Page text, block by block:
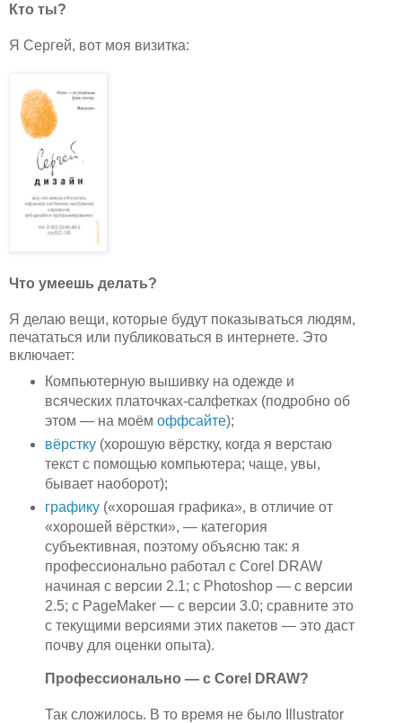
Кто ты?
Я Сергей, вот моя визитка:
Что умеешь делать?
Я делаю вещи, которые будут показываться людям,
печататься или публиковаться в интернете. Это
включает:
Компьютерную вышивку на одежде и
всяческих платочках-салфетках (подробно об
этом — на моём оффсайте);
вёрстку(хорошую вёрстку, когда я верстаю
текст с помощью компьютера; чаще, увы,
бывает наоборот);
графику(«хорошая графика», в отличие от
«хорошей вёрстки», — категория
субъективная, поэтому объясню так: я
профессионально работал с Corel DRAW
начиная с версии 2.1; с Photoshop — с версии
2.5; с PageMaker — с версии 3.0; сравните это
с текущими версиями этих пакетов — это даст
почву для оценки опыта).
Профессионально — с Corel DRAW?
Так сложилось. В то время не было Illustrator